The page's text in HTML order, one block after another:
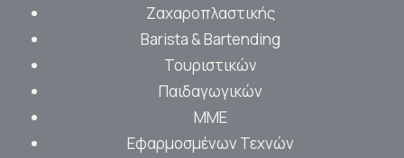
Ζαχαροπλαστικής
Barista & Bartending
Τουριστικών
Παιδαγωγικών
ΜΜΕ
Εφαρμοσμένων Τεχνών